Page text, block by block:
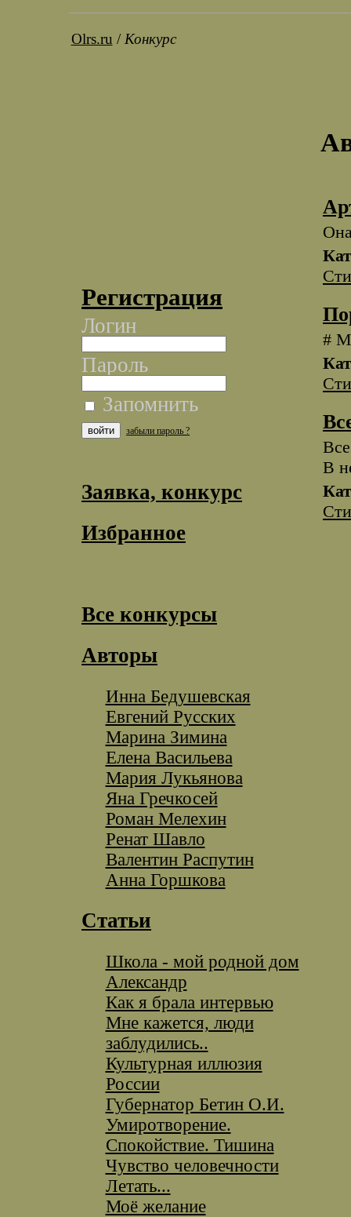
Olrs.ru / Конкурс
Регистрация
Логин
Пароль
Запомнить
забыли пароль ?
Заявка, конкурс
Избранное
Все конкурсы
Авторы
Инна Бедушевская
Евгений Русских
Марина Зимина
Елена Васильева
Мария Лукьянова
Яна Гречкосей
Роман Мелехин
Ренат Шавло
Валентин Распутин
Анна Горшкова
Статьи
Школа - мой родной дом
Александр
Как я брала интервью
Мне кажется, люди
заблудились..
Культурная иллюзия
России
Губернатор Бетин О.И.
Умиротворение.
Спокойствие. Тишина
Чувство человечности
Летать...
Моё желание
#
В